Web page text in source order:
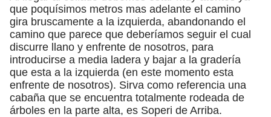
que poquísimos metros mas adelante el camino
gira bruscamente a la izquierda, abandonando el
camino que parece que deberíamos seguir el cual
discurre llano y enfrente de nosotros, para
introducirse a media ladera y bajar a la gradería
que esta a la izquierda (en este momento esta
enfrente de nosotros). Sirva como referencia una
cabaña que se encuentra totalmente rodeada de
árboles en la parte alta, es Soperi de Arriba.